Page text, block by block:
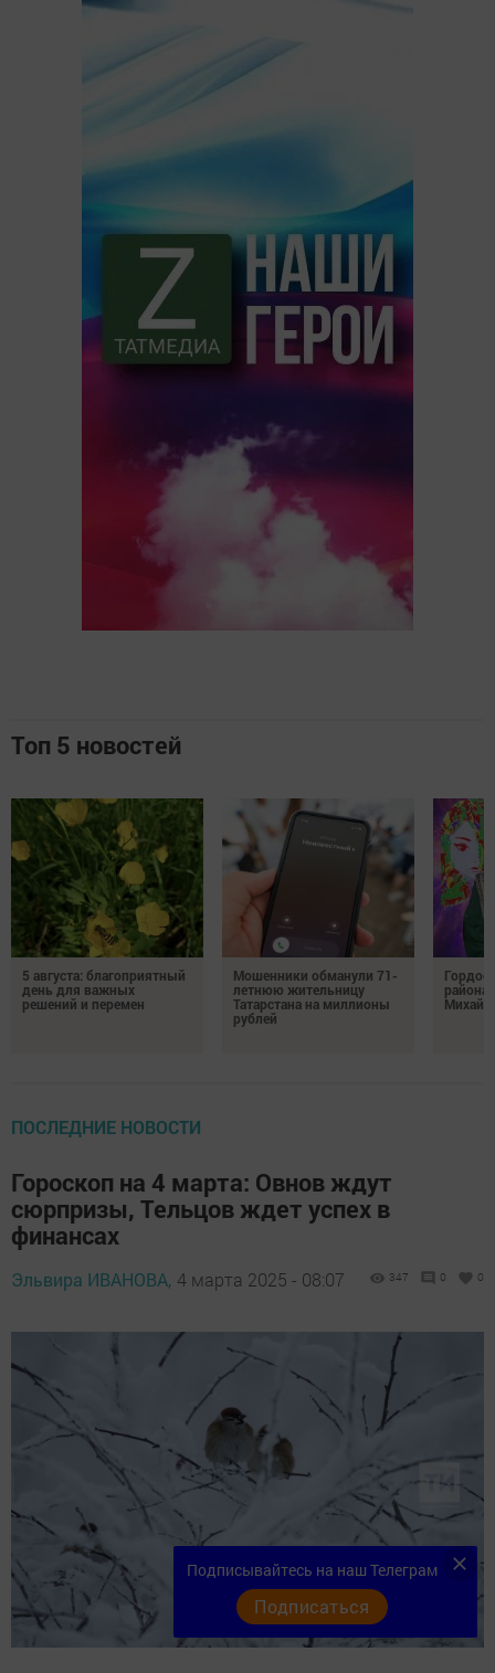
Топ 5 новостей
5 августа: благоприятный
день для важных
решений и перемен
Мошенники обманули 71-
летнюю жительницу
Татарстана на миллионы
рублей
ПОСЛЕДНИЕ НОВОСТИ
Гороскоп на 4 марта: Овнов ждут
сюрпризы, Тельцов ждет успех в
финансах
Эльвира ИВАНОВА, 4 марта 2025 - 08:07 347 0 0
Подписывайтесь на наш Телеграм
Подписаться